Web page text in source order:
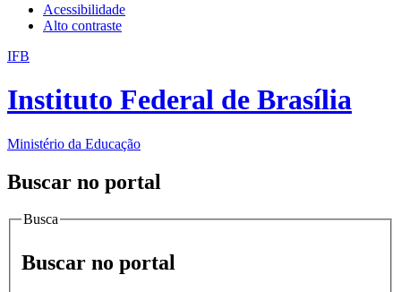
Acessibilidade
Alto contraste
IFB
Instituto Federal de Brasília
Ministério da Educação
Buscar no portal
Busca
Buscar no portal